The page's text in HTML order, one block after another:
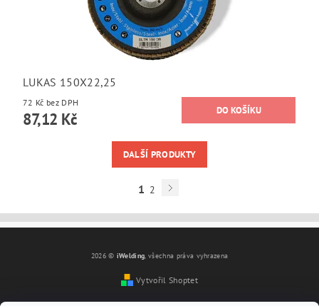
LUKAS 150X22,25
72 Kč bez DPH
87,12 Kč
DALŠÍ PRODUKTY
1 2
2026 © iWelding, všechna práva vyhrazena
Vytvořil Shoptet